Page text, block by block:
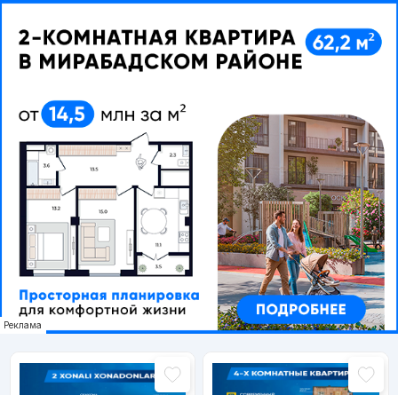
Реклама